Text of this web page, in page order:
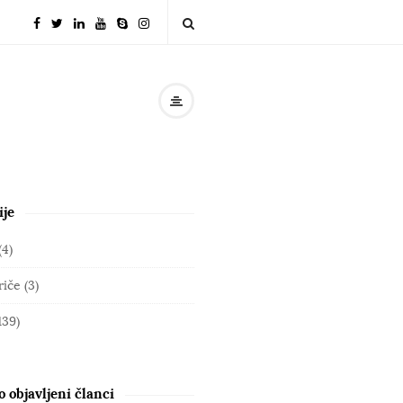
(3)
objavljeni članci